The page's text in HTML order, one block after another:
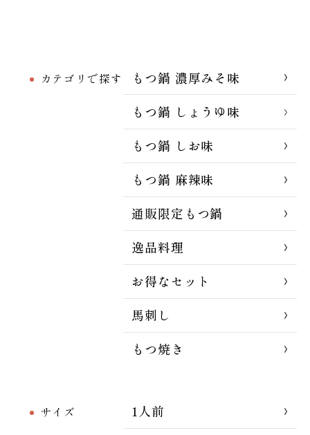
カテゴリで探す
もつ鍋 濃厚みそ味
もつ鍋 しょうゆ味
もつ鍋 しお味
もつ鍋 麻辣味
通販限定もつ鍋
逸品料理
お得なセット
馬刺し
もつ焼き
サイズ
1人前